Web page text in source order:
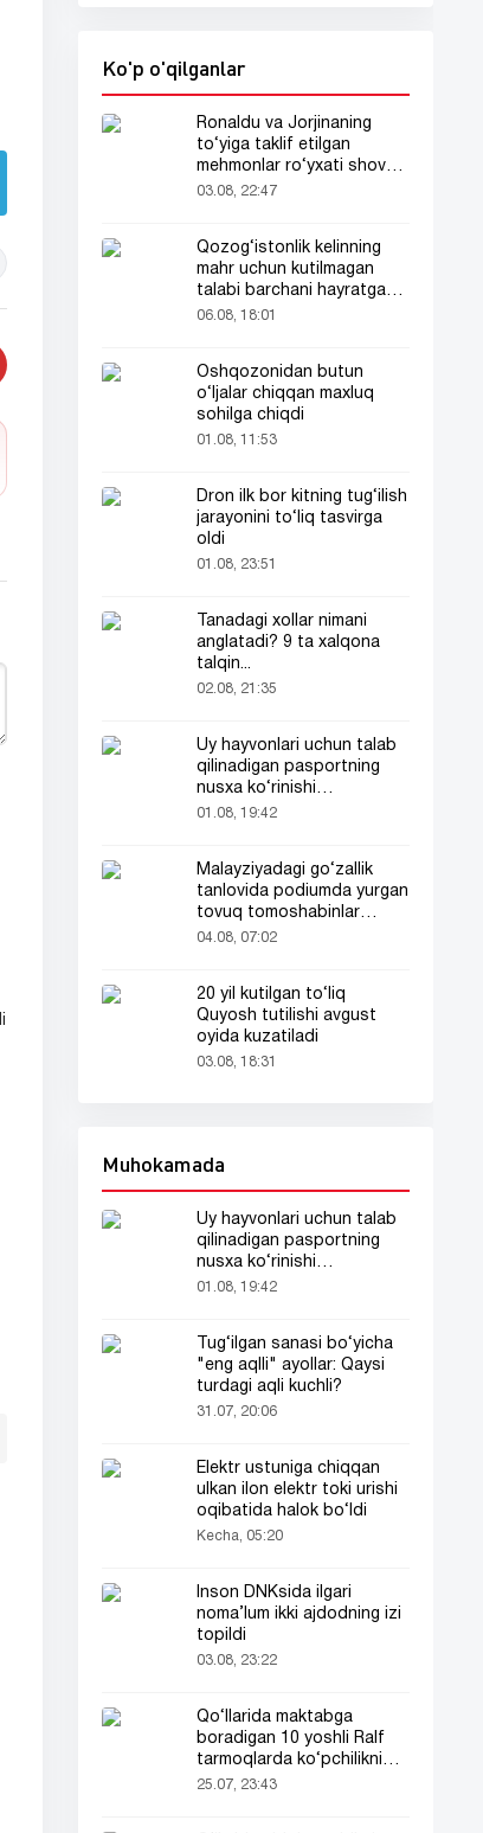
Ko'p o'qilganlar
Ronaldu va Jorjinaning
to‘yiga taklif etilgan
mehmonlar ro‘yxati shov-
shuvda
03.08, 22:47
Qozog‘istonlik kelinning
mahr uchun kutilmagan
talabi barchani hayratga
soldi
06.08, 18:01
Oshqozonidan butun
o‘ljalar chiqqan maxluq
sohilga chiqdi
01.08, 11:53
Dron ilk bor kitning tug‘ilish
jarayonini to‘liq tasvirga
oldi
01.08, 23:51
Tanadagi xollar nimani
anglatadi? 9 ta xalqona
talqin...
02.08, 21:35
Uy hayvonlari uchun talab
qilinadigan pasportning
nusxa ko‘rinishi
tarmoqlarda tarqaldi
01.08, 19:42
Malayziyadagi go‘zallik
tanlovida podiumda yurgan
tovuq tomoshabinlar
e’tiborini tortdi
04.08, 07:02
20 yil kutilgan to‘liq
Quyosh tutilishi avgust
oyida kuzatiladi
03.08, 18:31
Muhokamada
Uy hayvonlari uchun talab
qilinadigan pasportning
nusxa ko‘rinishi
tarmoqlarda tarqaldi
01.08, 19:42
Tug‘ilgan sanasi bo‘yicha
"eng aqlli" ayollar: Qaysi
turdagi aqli kuchli?
31.07, 20:06
Elektr ustuniga chiqqan
ulkan ilon elektr toki urishi
oqibatida halok bo‘ldi
Kecha, 05:20
Inson DNKsida ilgari
noma’lum ikki ajdodning izi
topildi
03.08, 23:22
Qo‘llarida maktabga
boradigan 10 yoshli Ralf
tarmoqlarda ko‘pchilikni
ta’sirlantirdi
25.07, 23:43